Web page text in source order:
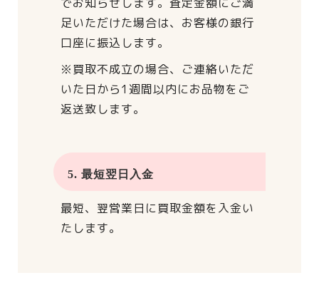
足いただけた場合は、 お客様の銀行
口座に振込します。
※買取不成立の場合、 ご連絡いただ
いた日から1週間以内にお品物をご
返送致します。
5. 最短翌日入金
最短、翌営業日に買取金額を入金い
たします。